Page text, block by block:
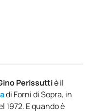
Perissuttiè il
di Forni di Sopra, in
1972. E quando è